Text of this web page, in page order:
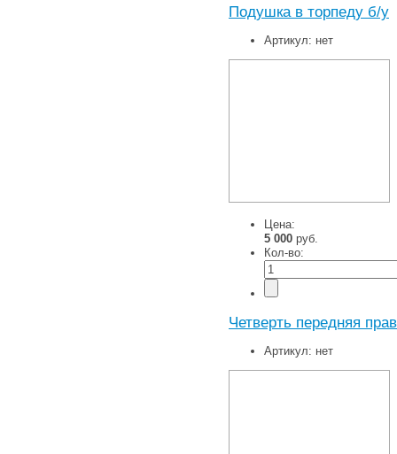
Подушка в торпеду б/у
Артикул: нет
Цена:
5 000 руб.
Кол-во:
Четверть передняя
Артикул: нет